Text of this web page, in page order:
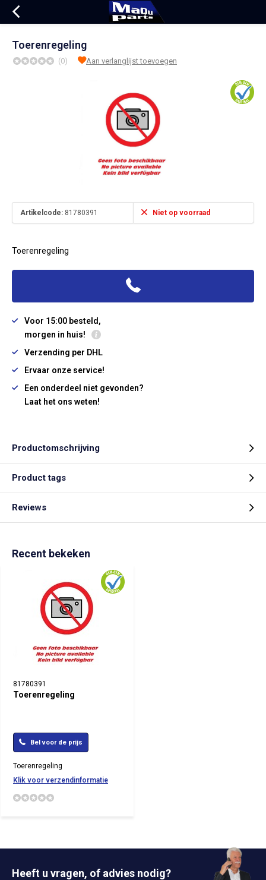
Toerenregeling
(0) Aan verlanglijst toevoegen
Artikelcode: 81780391 Niet op voorraad
Toerenregeling
Voor 15:00 besteld,
morgen in huis!
Verzending per DHL
Ervaar onze service!
Een onderdeel niet gevonden?
Laat het ons weten!
Productomschrijving
Product tags
Reviews
Recent bekeken
81780391
Toerenregeling
Bel voor de prijs
Toerenregeling
Klik voor verzendinformatie
Heeft u vragen, of advies nodig?